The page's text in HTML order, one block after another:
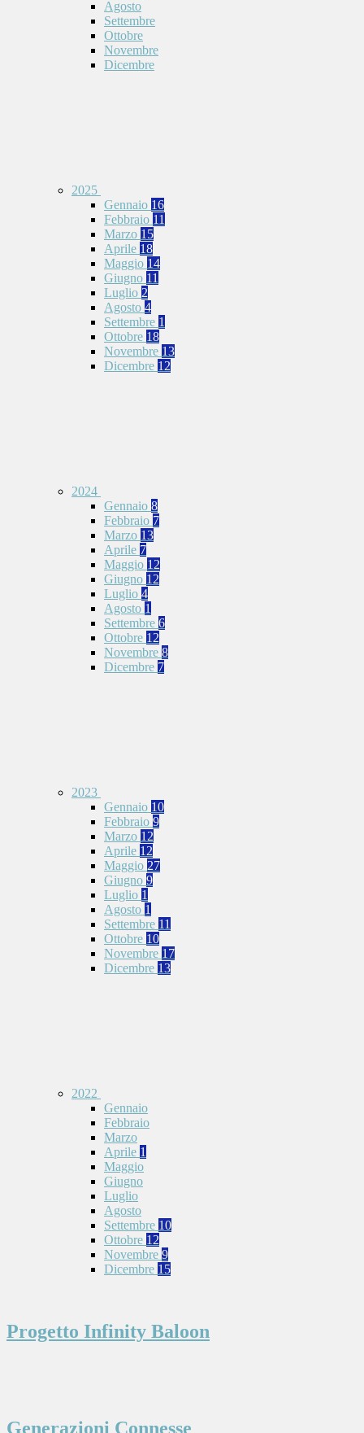
Agosto
Settembre
Ottobre
Novembre
Dicembre
2025
Gennaio 16
Febbraio 11
Marzo 15
Aprile 18
Maggio 14
Giugno 11
Luglio 2
Agosto 4
Settembre 1
Ottobre 18
Novembre 13
Dicembre 12
2024
Gennaio 8
Febbraio 7
Marzo 13
Aprile 7
Maggio 12
Giugno 12
Luglio 4
Agosto 1
Settembre 6
Ottobre 12
Novembre 8
Dicembre 7
2023
Gennaio 10
Febbraio 9
Marzo 12
Aprile 12
Maggio 27
Giugno 9
Luglio 1
Agosto 1
Settembre 11
Ottobre 10
Novembre 17
Dicembre 13
2022
Gennaio
Febbraio
Marzo
Aprile 1
Maggio
Giugno
Luglio
Agosto
Settembre 10
Ottobre 12
Novembre 9
Dicembre 15
Progetto Infinity Baloon
Generazioni Connesse